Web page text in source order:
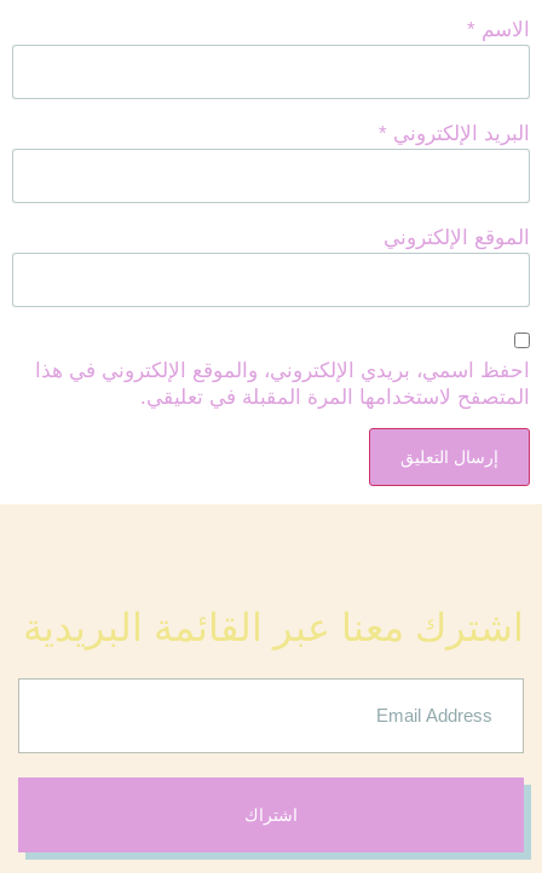
الاسم *
البريد الإلكتروني *
الموقع الإلكتروني
احفظ اسمي، بريدي الإلكتروني، والموقع الإلكتروني في هذا
المتصفح لاستخدامها المرة المقبلة في تعليقي.
اشترك معنا عبر القائمة البريدية
اشتراك